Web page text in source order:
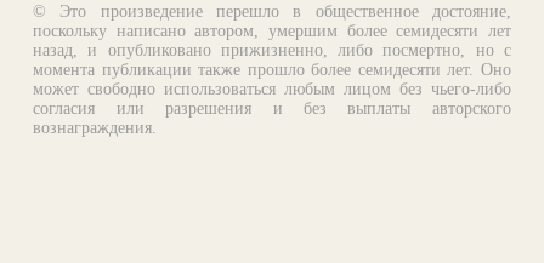
© Это произведение перешло в общественное достояние,
поскольку написано автором, умершим более семидесяти лет
назад, и опубликовано прижизненно, либо посмертно, но с
момента публикации также прошло более семидесяти лет. Оно
может свободно использоваться любым лицом без чьего-либо
согласия или разрешения и без выплаты авторского
вознаграждения.